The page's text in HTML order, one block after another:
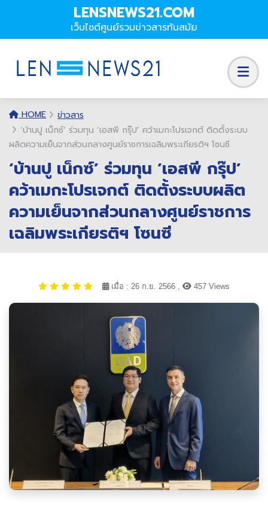
LENSNEWS21.COM
เว็บไซต์ศูนย์รวมข่าวสารทันสมัย
HOME
ข่าวสาร
‘บ้านปู เน็กซ์’ ร่วมทุน ‘เอสพี กรุ๊ป’ คว้าเมกะโปรเจกต์ ติดตั้งระบบ
ผลิตความเย็นจากส่วนกลางศูนย์ราชการเฉลิมพระเกียรติฯ โซนซี
‘บ้านปู เน็กซ์’ ร่วมทุน ‘เอสพี กรุ๊ป’
คว้าเมกะโปรเจกต์ ติดตั้งระบบผลิต
ความเย็นจากส่วนกลางศูนย์ราชการ
เฉลิมพระเกียรติฯ โซนซี
เมื่อ : 26 ก.ย. 2566 , 457 Views